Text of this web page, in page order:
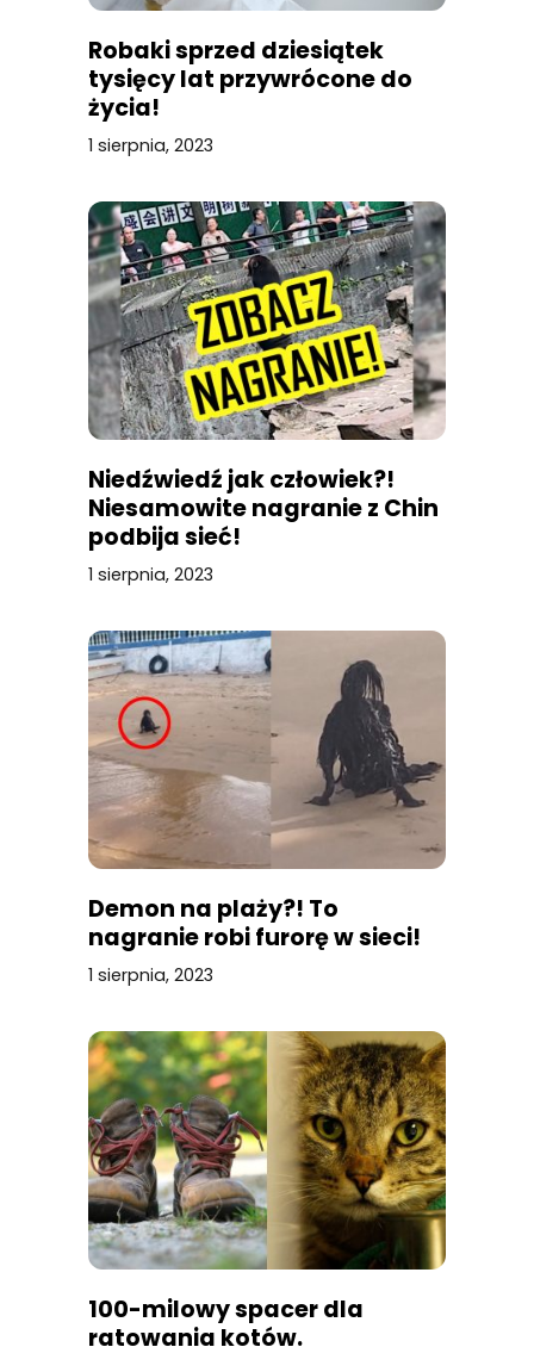
Robaki sprzed dziesiątek
tysięcy lat przywrócone do
życia!
1 sierpnia, 2023
Niedźwiedź jak człowiek?!
Niesamowite nagranie z Chin
podbija sieć!
1 sierpnia, 2023
Demon na plaży?! To
nagranie robi furorę w sieci!
1 sierpnia, 2023
100-milowy spacer dla
ratowania kotów.